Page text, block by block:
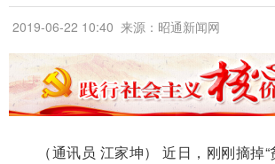
2019-06-22 10:40 来源：昭通新闻网
（通讯员 江家坤） 近日，刚刚摘掉